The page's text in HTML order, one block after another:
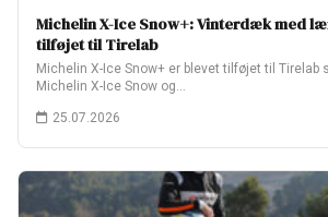
Michelin X-Ice Snow+: Vinterdæk med
tilføjet til Tirelab
Michelin X-Ice Snow+ er blevet tilføjet til Tirelab
Michelin X-Ice Snow og…
25.07.2026